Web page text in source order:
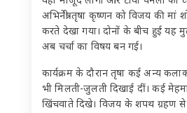
अभिनेत्री तृषा कृष्णन को विजय की मां
करते देखा गया। दोनों के बीच हुई यह
अब चर्चा का विषय बन गई।
कार्यक्रम के दौरान तृषा कई अन्य
भी मिलती-जुलती दिखाई दीं। कई
खिंचवाते दिखे। विजय के शपथ ग्रहण